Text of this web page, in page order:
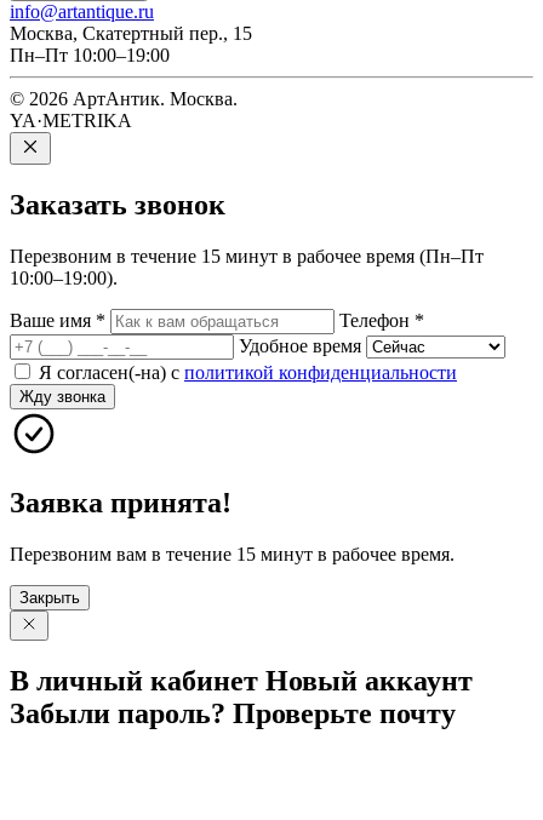
info@artantique.ru
Москва, Скатертный пер., 15
Пн–Пт 10:00–19:00
© 2026 АртАнтик. Москва.
YA·METRIKA
Заказать звонок
Перезвоним в течение 15 минут в рабочее время (Пн–Пт
10:00–19:00).
Ваше имя * Телефон *
Удобное время
Я согласен(-на) с политикой конфиденциальности
Жду звонка
Заявка принята!
Перезвоним вам в течение 15 минут в рабочее время.
Закрыть
В личный кабинет Новый аккаунт
Забыли пароль? Проверьте почту